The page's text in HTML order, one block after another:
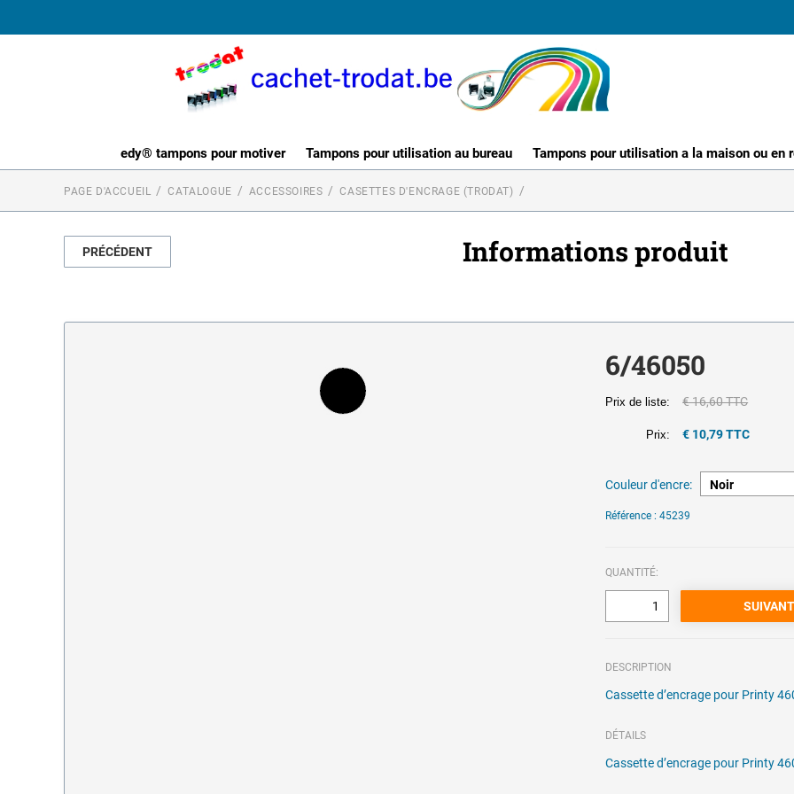
edy® tampons pour motiver Tampons pour utilisation au bureau Tampons pour utilisation a la maison ou en
PAGE D'ACCUEIL CATALOGUE ACCESSOIRES CASETTES D'ENCRAGE (TRODAT)
PRÉCÉDENT Informations produit
6/46050
Prix de liste: € 16,60 TTC
Prix: € 10,79 TTC
Couleur d'encre:
Référence : 45239
QUANTITÉ:
DESCRIPTION
Cassette d’encrage pour Printy
DÉTAILS
Cassette d’encrage pour Printy